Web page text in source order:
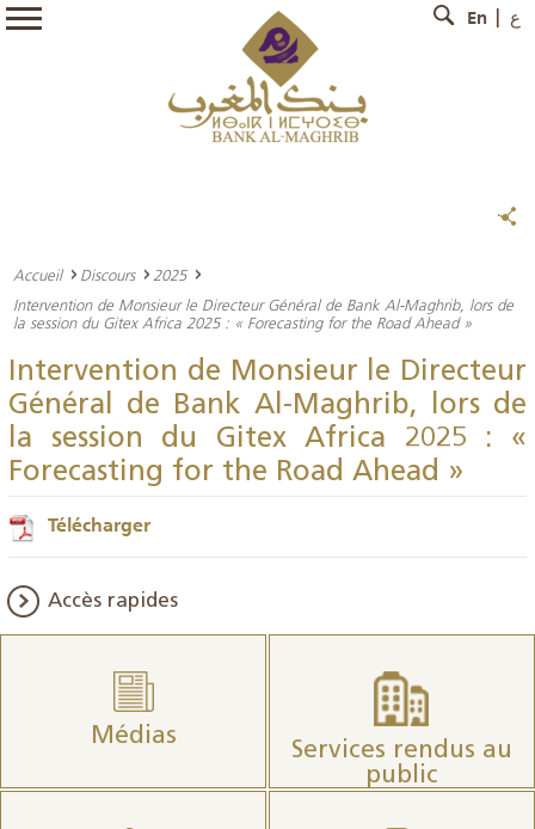
En ع
Accueil Discours
2025
Intervention de Monsieur le Directeur Général de Bank Al-Maghrib, lors de
la session du Gitex Africa 2025 : « Forecasting for the Road Ahead »
Intervention de Monsieur le Directeur
Général de Bank Al-Maghrib, lors de
la session du Gitex Africa 2025 : «
Forecasting for the Road Ahead »
Télécharger
Accès rapides
Médias
Services rendus au
public